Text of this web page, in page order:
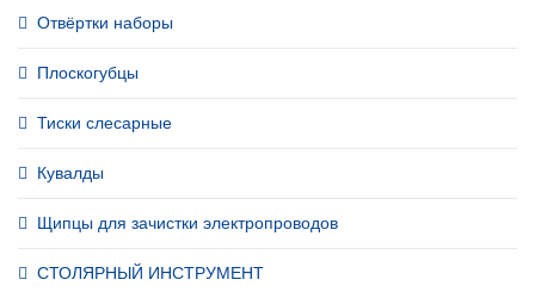
Отвёртки наборы
Плоскогубцы
Тиски слесарные
Кувалды
Щипцы для зачистки электропроводов
СТОЛЯРНЫЙ ИНСТРУМЕНТ